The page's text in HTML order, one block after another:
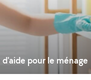
d'aide pour le ménage